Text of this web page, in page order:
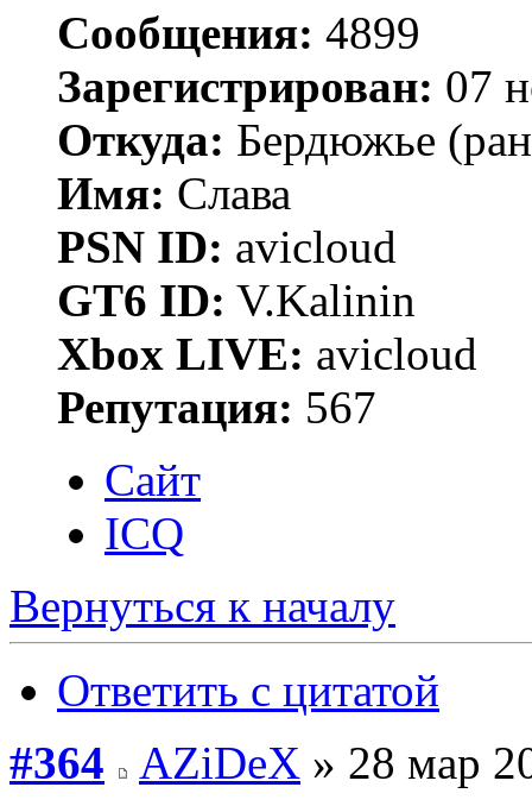
Сообщения: 4899
Зарегистрирован: 07
Откуда: Бердюжье
Имя: Слава
PSN ID: avicloud
GT6 ID: V.Kalinin
Xbox LIVE: avicloud
Репутация: 567
Сайт
ICQ
Вернуться к началу
Ответить с цитатой
#364
AZiDeX » 28 мар